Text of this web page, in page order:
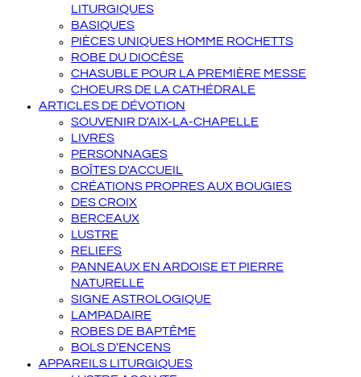
LITURGIQUES
BASIQUES
PIÈCES UNIQUES HOMME ROCHETTS
ROBE DU DIOCÈSE
CHASUBLE POUR LA PREMIÈRE MESSE
CHOEURS DE LA CATHÉDRALE
ARTICLES DE DÉVOTION
SOUVENIR D'AIX-LA-CHAPELLE
LIVRES
PERSONNAGES
BOÎTES D'ACCUEIL
CRÉATIONS PROPRES AUX BOUGIES
DES CROIX
BERCEAUX
LUSTRE
RELIEFS
PANNEAUX EN ARDOISE ET PIERRE
NATURELLE
SIGNE ASTROLOGIQUE
LAMPADAIRE
ROBES DE BAPTÊME
BOLS D'ENCENS
APPAREILS LITURGIQUES